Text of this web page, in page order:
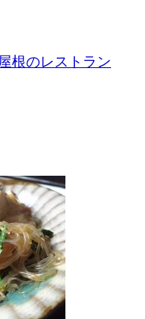
根のレストラン